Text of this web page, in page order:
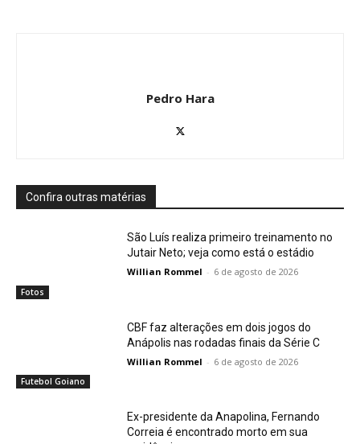
Pedro Hara
Confira outras matérias
Fotos
São Luís realiza primeiro treinamento no
Jutair Neto; veja como está o estádio
Willian Rommel - 6 de agosto de 2026
Futebol Goiano
CBF faz alterações em dois jogos do
Anápolis nas rodadas finais da Série C
Willian Rommel - 6 de agosto de 2026
Ex-presidente da Anapolina, Fernando
Correia é encontrado morto em sua